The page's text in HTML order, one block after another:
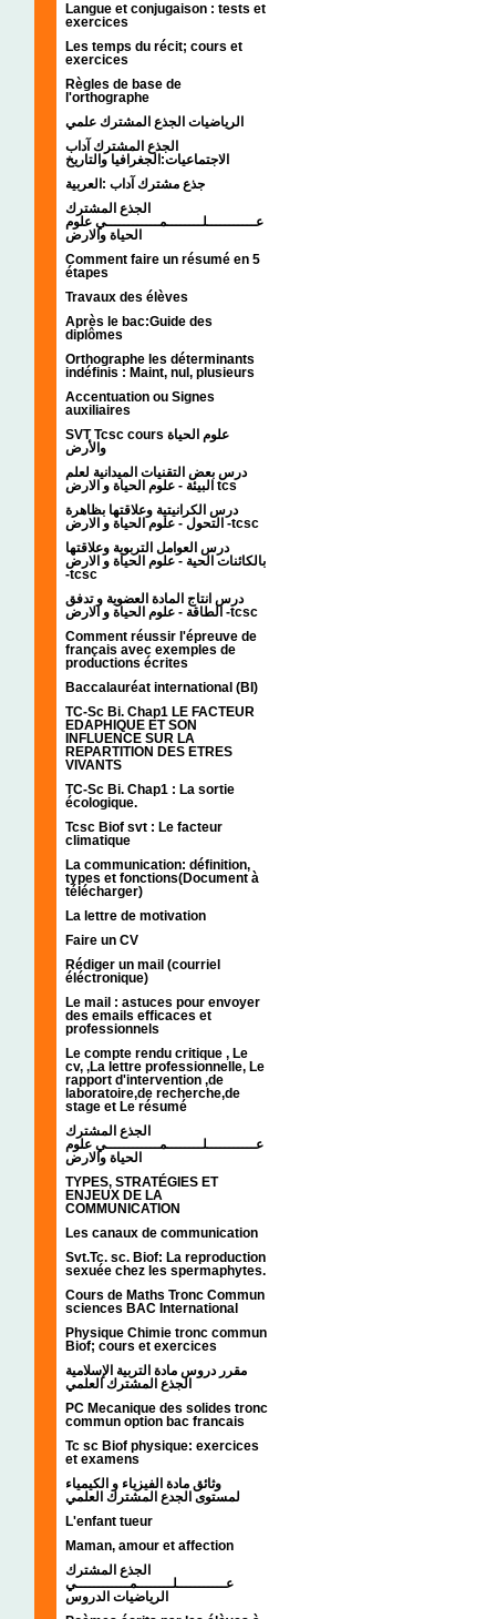
Langue et conjugaison : tests et
exercices
Les temps du récit; cours et
exercices
Règles de base de
l'orthographe
الرياضيات الجذع المشترك علمي
الجذع المشترك آداب
الاجتماعيات:الجغرافيا والتاريخ
جذع مشترك آداب :العربية
الجذع المشترك
عـــــــــــلــــــــمــــــــــــي علوم
الحياة والارض
Comment faire un résumé en 5
étapes
Travaux des élèves
Après le bac:Guide des
diplômes
Orthographe les déterminants
indéfinis : Maint, nul, plusieurs
Accentuation ou Signes
auxiliaires
SVT Tcsc cours علوم الحياة
والأرض
درس بعض التقنيات الميدانية لعلم
البيئة - علوم الحياة و الارض tcs
درس الكرانيتية وعلاقتها بظاهرة
التحول - علوم الحياة و الارض -tcsc
درس العوامل التربوية وعلاقتها
بالكائنات الحية - علوم الحياة و الارض
-tcsc
درس انتاج المادة العضوية و تدفق
الطاقة - علوم الحياة و الارض -tcsc
Comment réussir l'épreuve de
français avec exemples de
productions écrites
Baccalauréat international (BI)
TC-Sc Bi. Chap1 LE FACTEUR
EDAPHIQUE ET SON
INFLUENCE SUR LA
REPARTITION DES ETRES
VIVANTS
TC-Sc Bi. Chap1 : La sortie
écologique.
Tcsc Biof svt : Le facteur
climatique
La communication: définition,
types et fonctions(Document à
télécharger)
La lettre de motivation
Faire un CV
Rédiger un mail (courriel
éléctronique)
Le mail : astuces pour envoyer
des emails efficaces et
professionnels
Le compte rendu critique , Le
cv, ,La lettre professionnelle, Le
rapport d'intervention ,de
laboratoire,de recherche,de
stage et Le résumé
الجذع المشترك
عـــــــــــلــــــــمــــــــــــي علوم
الحياة والارض
TYPES, STRATÉGIES ET
ENJEUX DE LA
COMMUNICATION
Les canaux de communication
Svt.Tc. sc. Biof: La reproduction
sexuée chez les spermaphytes.
Cours de Maths Tronc Commun
sciences BAC International
Physique Chimie tronc commun
Biof; cours et exercices
مقرر دروس مادة التربية الإسلامية
الجذع المشترك العلمي
PC Mecanique des solides tronc
commun option bac francais
Tc sc Biof physique: exercices
et examens
وثائق مادة الفيزياء و الكيمياء
L'enfant tueur
Maman, amour et affection
الجذع المشترك
عـــــــــــلــــــــمــــــــــــي
الرياضيات الدروس